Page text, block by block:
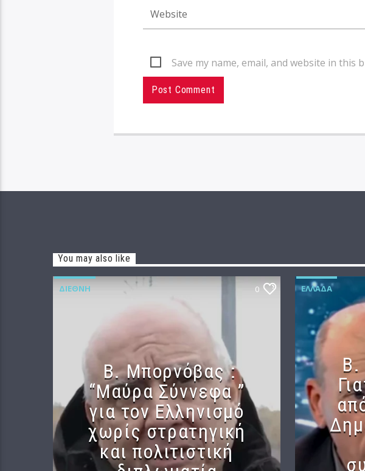
Save my name, email, and website in
You may also like
ΔΙΕΘΝΉ 0
B. Μπορνόβας :
“Μαύρα Σύννεφα ”
για τον Ελληνισμό
χωρίς στρατηγική
και πολιτιστική
ΕΛΛΆΔΑ
Β.